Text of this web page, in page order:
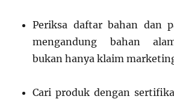
Periksa daftar bahan dan
mengandung bahan
bukan hanya klaim
Cari produk dengan